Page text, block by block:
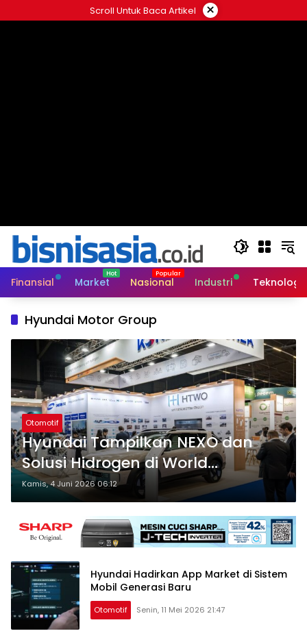
ke
Scroll Untuk Baca Artikel ×
Finansial Market Nasional Industri Teknologi
Hyundai Motor Group
Otomotif
Hyundai Tampilkan NEXO dan
Solusi Hidrogen di World
Hydrogen Summit
Kamis, 4 Juni 2026 06:12
Hyundai Hadirkan App Market di Sistem
Mobil Generasi Baru
Otomotif Senin, 11 Mei 2026 21:47